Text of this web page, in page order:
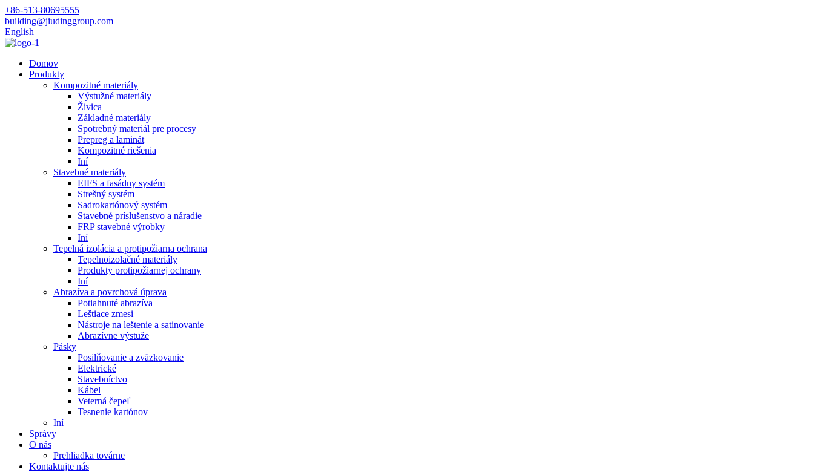
+86-513-80695555
building@jiudinggroup.com
English
Domov
Produkty
Kompozitné materiály
Výstužné materiály
Živica
Základné materiály
Spotrebný materiál pre procesy
Prepreg a laminát
Kompozitné riešenia
Iní
Stavebné materiály
EIFS a fasádny systém
Strešný systém
Sadrokartónový systém
Stavebné príslušenstvo a náradie
FRP stavebné výrobky
Iní
Tepelná izolácia a protipožiarna ochrana
Tepelnoizolačné materiály
Produkty protipožiarnej ochrany
Iní
Abrazíva a povrchová úprava
Potiahnuté abrazíva
Leštiace zmesi
Nástroje na leštenie a satinovanie
Abrazívne výstuže
Pásky
Posilňovanie a zväzkovanie
Elektrické
Stavebníctvo
Kábel
Veterná čepeľ
Tesnenie kartónov
Iní
Správy
O nás
Prehliadka továrne
Kontaktujte nás